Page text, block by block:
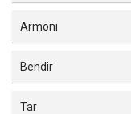
Armoni
Bendir
Tar